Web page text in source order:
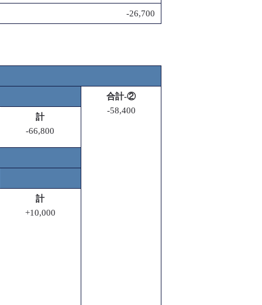
-26,700
合計-②
-58,400
計
-66,800
計
+10,000